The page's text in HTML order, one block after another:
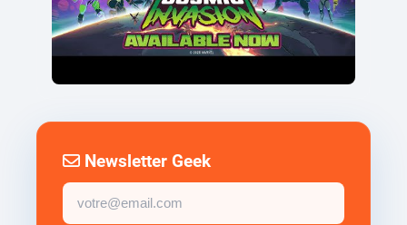
Newsletter Geek
Email
newsletter